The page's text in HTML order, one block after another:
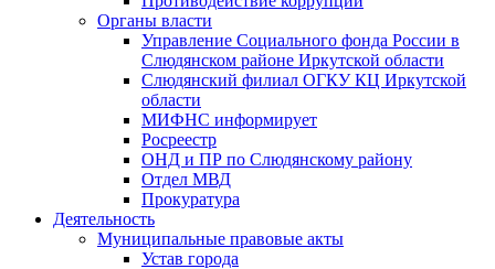
Органы власти
Управление Социального фонда России в
Слюдянском районе Иркутской области
Слюдянский филиал ОГКУ КЦ Иркутской
области
МИФНС информирует
Росреестр
ОНД и ПР по Слюдянскому району
Отдел МВД
Прокуратура
Деятельность
Муниципальные правовые акты
Устав города